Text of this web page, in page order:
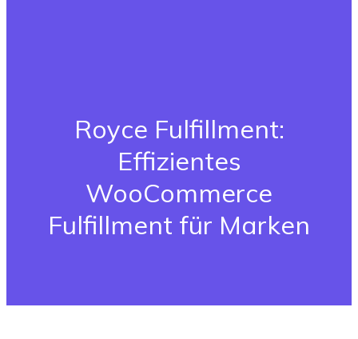
Royce Fulfillment:
Effizientes
WooCommerce
Fulfillment für Marken